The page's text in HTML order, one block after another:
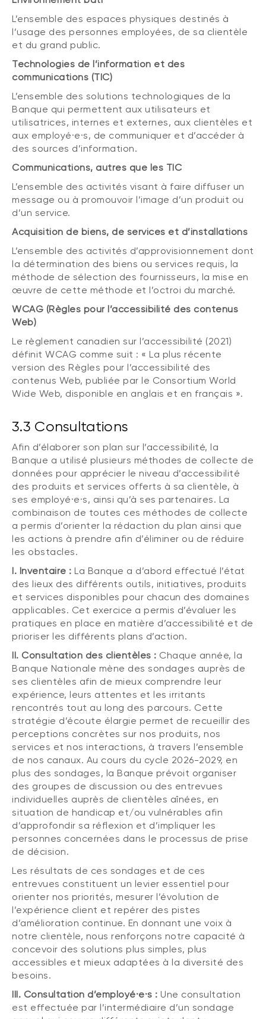
L’ensemble des espaces physiques destinés à
l’usage des personnes employées, de sa clientèle
et du grand public.
Technologies de l’information et des
communications (TIC)
L’ensemble des solutions technologiques de la
Banque qui permettent aux utilisateurs et
utilisatrices, internes et externes, aux clientèles et
aux employé·e·s, de communiquer et d’accéder à
des sources d’information.
Communications, autres que les TIC
L’ensemble des activités visant à faire diffuser un
message ou à promouvoir l’image d’un produit ou
d’un service.
Acquisition de biens, de services et d’installations
L’ensemble des activités d’approvisionnement dont
la détermination des biens ou services requis, la
méthode de sélection des fournisseurs, la mise en
œuvre de cette méthode et l’octroi du marché.
WCAG (Règles pour l’accessibilité des contenus
Web)
Le règlement canadien sur l’accessibilité (2021)
définit WCAG comme suit : « La plus récente
version des Règles pour l’accessibilité des
contenus Web, publiée par le Consortium World
Wide Web, disponible en anglais et en français ».
3.3 Consultations
Afin d’élaborer son plan sur l’accessibilité, la
Banque a utilisé plusieurs méthodes de collecte de
données pour apprécier le niveau d’accessibilité
des produits et services offerts à sa clientèle, à
ses employé·e·s, ainsi qu’à ses partenaires. La
combinaison de toutes ces méthodes de collecte
a permis d’orienter la rédaction du plan ainsi que
les actions à prendre afin d’éliminer ou de réduire
les obstacles.
I. Inventaire : La Banque a d’abord effectué l’état
des lieux des différents outils, initiatives, produits
et services disponibles pour chacun des domaines
applicables. Cet exercice a permis d’évaluer les
pratiques en place en matière d’accessibilité et de
prioriser les différents plans d’action.
II. Consultation des clientèles : Chaque année, la
Banque Nationale mène des sondages auprès de
ses clientèles afin de mieux comprendre leur
expérience, leurs attentes et les irritants
rencontrés tout au long des parcours. Cette
stratégie d’écoute élargie permet de recueillir des
perceptions concrètes sur nos produits, nos
services et nos interactions, à travers l’ensemble
de nos canaux. Au cours du cycle 2026-2029, en
plus des sondages, la Banque prévoit organiser
des groupes de discussion ou des entrevues
individuelles auprès de clientèles aînées, en
situation de handicap et/ou vulnérables afin
d’approfondir sa réflexion et d’impliquer les
personnes concernées dans le processus de prise
de décision.
Les résultats de ces sondages et de ces
entrevues constituent un levier essentiel pour
orienter nos priorités, mesurer l’évolution de
l’expérience client et repérer des pistes
d’amélioration continue. En donnant une voix à
notre clientèle, nous renforçons notre capacité à
concevoir des solutions plus simples, plus
accessibles et mieux adaptées à la diversité des
besoins.
III. Consultation d’employé·e·s : Une consultation
est effectuée par l’intermédiaire d’un sondage